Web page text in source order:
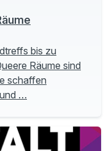
bis zu
Räume sind
schaffen
…